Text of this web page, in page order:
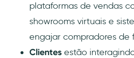
plataformas de vendas
showrooms virtuais e
engajar compradores de
Clientes estão